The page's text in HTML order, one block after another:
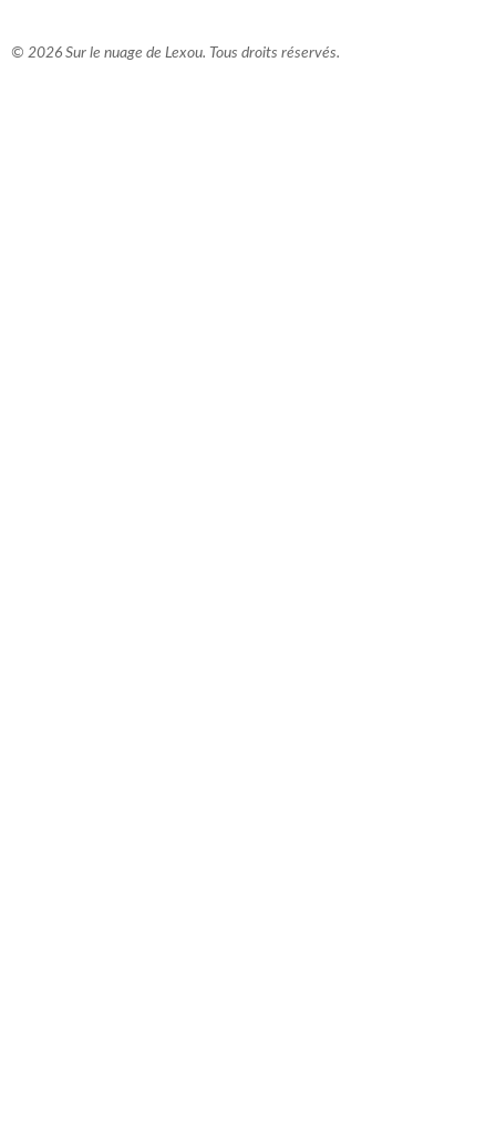
© 2026 Sur le nuage de Lexou. Tous droits réservés.